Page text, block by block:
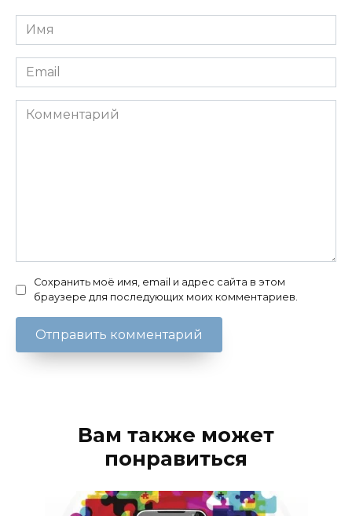
Имя
*
Email
*
Комментарий
Сохранить моё имя, email и адрес сайта в этом
браузере для последующих моих комментариев.
Вам также может
понравиться